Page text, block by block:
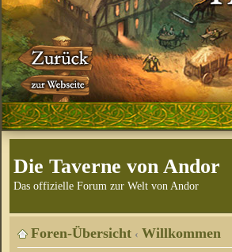
Die Taverne von Andor
Das offizielle Forum zur Welt von Andor
Foren-Übersicht ‹ Willkommen